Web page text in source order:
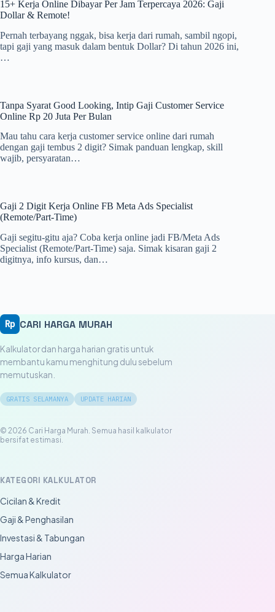
15+ Kerja Online Dibayar Per Jam Terpercaya 2026: Gaji
Dollar & Remote!
Pernah terbayang nggak, bisa kerja dari rumah, sambil ngopi,
tapi gaji yang masuk dalam bentuk Dollar? Di tahun 2026 ini,
…
Tanpa Syarat Good Looking, Intip Gaji Customer Service
Online Rp 20 Juta Per Bulan
Mau tahu cara kerja customer service online dari rumah
dengan gaji tembus 2 digit? Simak panduan lengkap, skill
wajib, persyaratan…
Gaji 2 Digit Kerja Online FB Meta Ads Specialist
(Remote/Part-Time)
Gaji segitu-gitu aja? Coba kerja online jadi FB/Meta Ads
Specialist (Remote/Part-Time) saja. Simak kisaran gaji 2
digitnya, info kursus, dan…
Rp CARI HARGA MURAH
Kalkulator dan harga harian gratis untuk
membantu kamu menghitung dulu sebelum
memutuskan.
GRATIS SELAMANYA UPDATE HARIAN
© 2026 Cari Harga Murah. Semua hasil kalkulator
bersifat estimasi.
KATEGORI KALKULATOR
Cicilan & Kredit
Gaji & Penghasilan
Investasi & Tabungan
Harga Harian
Semua Kalkulator